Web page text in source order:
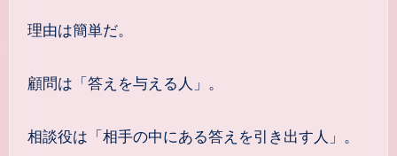
理由は簡単だ。
顧問は「答えを与える人」。
相談役は「相手の中にある答えを引き出す人」。